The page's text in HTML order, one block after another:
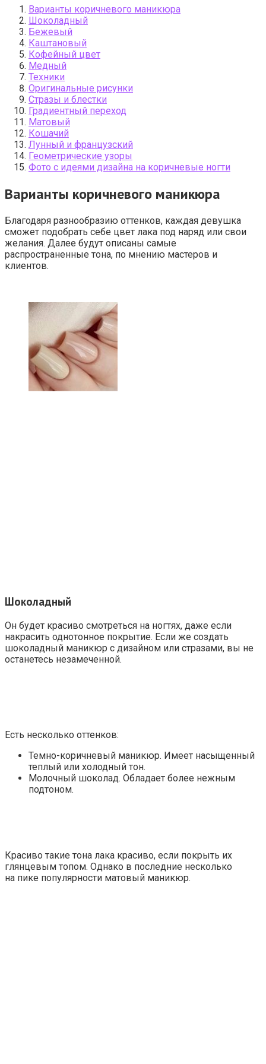
Варианты коричневого маникюра
Шоколадный
Бежевый
Каштановый
Кофейный цвет
Медный
Техники
Оригинальные рисунки
Стразы и блестки
Градиентный переход
Матовый
Кошачий
Лунный и французский
Геометрические узоры
Фото с идеями дизайна на коричневые ногти
Варианты коричневого маникюра
Благодаря разнообразию оттенков, каждая девушка
сможет подобрать себе цвет лака под наряд или свои
желания. Далее будут описаны самые
распространенные тона, по мнению мастеров и
клиентов.
Шоколадный
Он будет красиво смотреться на ногтях, даже если
накрасить однотонное покрытие. Если же создать
шоколадный маникюр с дизайном или стразами, вы не
останетесь незамеченной.
Есть несколько оттенков:
Темно-коричневый маникюр. Имеет насыщенный
теплый или холодный тон.
Молочный шоколад. Обладает более нежным
подтоном.
Красиво такие тона лака красиво, если покрыть их
глянцевым топом. Однако в последние несколько
на пике популярности матовый маникюр.